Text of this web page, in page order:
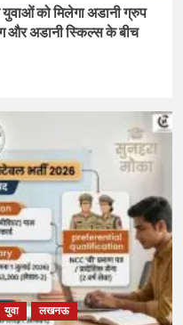
को मिलेगा अडानी ग्रुप
और अडानी स्किल्स के बीच
युवा लखनऊ